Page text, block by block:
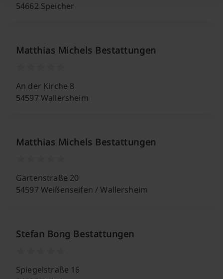
54662 Speicher
Matthias Michels Bestattungen
An der Kirche 8
54597 Wallersheim
Matthias Michels Bestattungen
Gartenstraße 20
54597 Weißenseifen / Wallersheim
Stefan Bong Bestattungen
Spiegelstraße 16